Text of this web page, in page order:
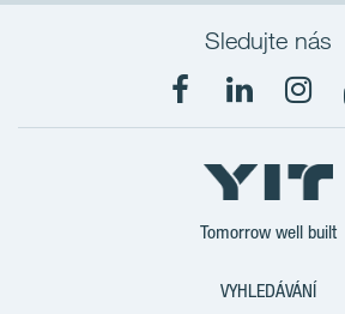
Sledujte nás
Tomorrow well built
VYHLEDÁVÁNÍ